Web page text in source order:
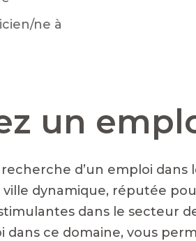
ne à
un
recherche d’un emploi
ville dynamique, réputée
dans le secteur
dans ce domaine, vous